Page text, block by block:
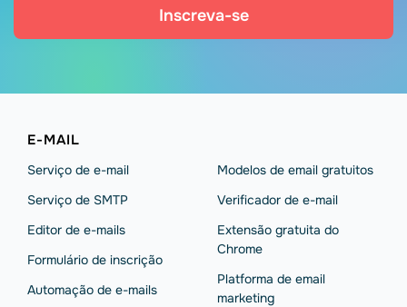
Inscreva-se
E-MAIL
Serviço de e-mail
Serviço de SMTP
Editor de e-mails
Formulário de inscrição
Automação de e-mails
Modelos de email gratuitos
Verificador de e-mail
Extensão gratuita do
Chrome
Platforma de email
marketing